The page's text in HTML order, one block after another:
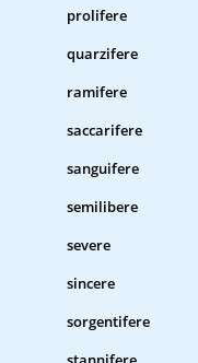
prolifere
quarzifere
ramifere
saccarifere
sanguifere
semilibere
severe
sincere
sorgentifere